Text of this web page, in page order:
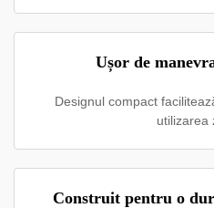
Ușor de
Designul compact
utilizarea
Construit pentru o